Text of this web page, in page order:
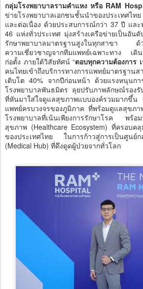
กลุ่มโรงพยาบาลรามคำแหง หรือ RAM
ข่ายโรงพยาบาลเอกชนชั้นนำของประเทศไ
และต่อเนื่อง ด้วยประสบการณ์กว่า 37 ปี แล
46 แห่งทั่วประเทศ มุ่งสร้างเครือข่ายเป็นอัน
รักษาพยาบาลมาตรฐานสูงในทุกสาขา ด้ว
ความเชี่ยวชาญจากทีมแพทย์เฉพาะทาง เดิ
ก่อตั้ง ภายใต้วิสัยทัศน์ “ตอบทุกความต้องการ
คนไทยเข้าถึงบริการทางการแพทย์มาตร
เติบโต 40% จากปีก่อนหน้า ด้วยแรงหนุนกา
โรงพยาบาลพันธมิตร ลุยปรับภาพลักษณ์รองรั
ที่หันมาใส่ใจดูแลสุขภาพแบบองค์รวมมากขึ้น
แพทย์ครบวงจรของภูมิภาค ที่พร้อมดูแลสุขภ
โรงพยาบาลที่เน้นเพียงการรักษาโรค พร้อม
สุขภาพ (Healthcare Ecosystem) ที่ครอบค
ของประเทศไทย ในการก้าวสู่การเป็นศูนย์ก
(Medical Hub) ที่ดึงดูดผู้ป่วยจากทั่วโลก